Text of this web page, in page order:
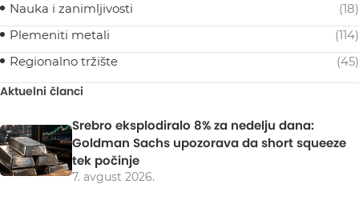
Nauka i zanimljivosti
(18)
Plemeniti metali
(114)
Regionalno tržište
(45)
Aktuelni članci
Srebro eksplodiralo 8% za nedelju dana:
Goldman Sachs upozorava da short squeeze
tek počinje
7. avgust 2026.